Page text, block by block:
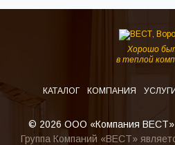
Хорошо
в теплой
КАТАЛОГ КОМПАНИЯ УСЛУГИ
© 2026 ООО «Компания
Группа Компаний «ВЕСТ»